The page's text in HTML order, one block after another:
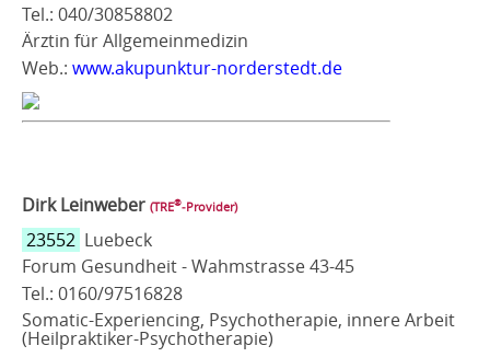
Tel.: 040/30858802
Ärztin für Allgemeinmedizin
Web.: www.akupunktur-norderstedt.de
Dirk Leinweber (TRE®‑Provider)
23552 Luebeck
Forum Gesundheit - Wahmstrasse 43-45
Tel.: 0160/97516828
Somatic-Experiencing, Psychotherapie, innere Arbeit
(Heilpraktiker-Psychotherapie)